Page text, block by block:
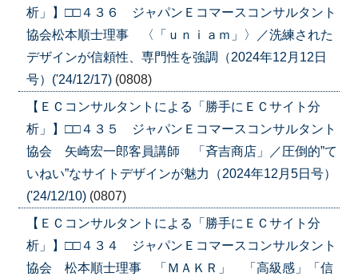
析」】□□４３６ ジャパンＥコマースコンサルタント
協会松本順士理事 〈「ｕｎｉａｍ」〉／洗練された
デザインが信頼性、専門性を強調（2024年12月12日
号）('24/12/17) (0808)
【ＥＣコンサルタントによる「勝手にＥＣサイト分
析」】□□４３５ ジャパンＥコマースコンサルタント
協会 矢崎宏一郎客員講師 「斉吉商店」／圧倒的”て
いねい”なサイトデザインが魅力（2024年12月5日号）
('24/12/10) (0807)
【ＥＣコンサルタントによる「勝手にＥＣサイト分
析」】□□４３４ ジャパンＥコマースコンサルタント
協会 松本順士理事 「ＭＡＫＲ」 「高級感」「信